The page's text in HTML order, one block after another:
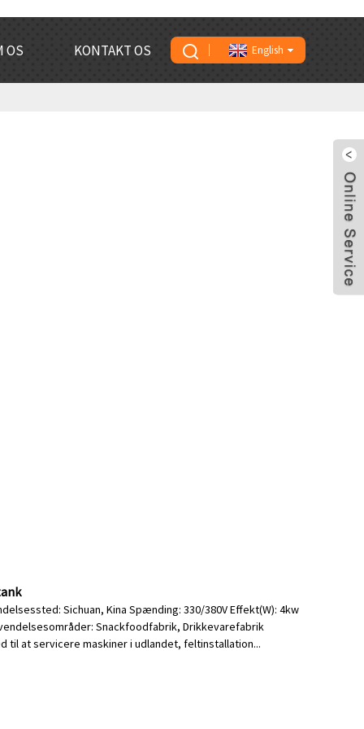
OS KONTAKT OS English
Sichuan, Kina Spænding: 330/380V Effekt(W): 4kw
Snackfoodfabrik, Drikkevarefabrik
til at servicere maskiner i udlandet, feltinstallation...